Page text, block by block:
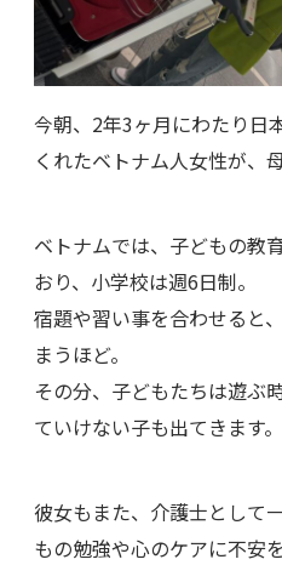
今朝、2年3ヶ月にわたり日
くれたベトナム人女性が
ベトナムでは、子どもの教
おり、小学校は週6日制。
宿題や習い事を合わせると
まうほど。
その分、子どもたちは遊ぶ
ていけない子も出てきます。
彼女もまた、介護士として
もの勉強や心のケアに不安